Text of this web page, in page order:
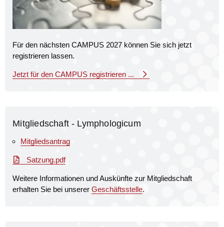
Für den nächsten CAMPUS 2027 können Sie sich jetzt
registrieren lassen.
Jetzt für den CAMPUS registrieren ...
Mitgliedschaft - Lymphologicum
Mitgliedsantrag
Satzung.pdf
Weitere Informationen und Auskünfte zur Mitgliedschaft
erhalten Sie bei unsererGeschäftsstelle.